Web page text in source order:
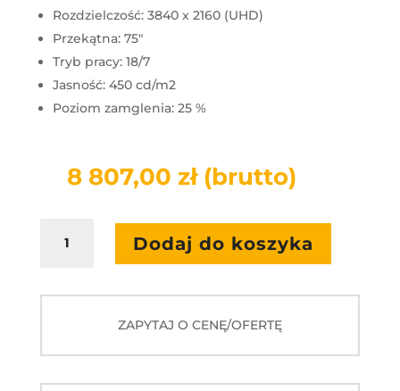
Rozdzielczość: 3840 x 2160 (UHD)
Przekątna: 75"
Tryb pracy: 18/7
Jasność: 450 cd/m2
Poziom zamglenia: 25 %
8 807,00 zł (brutto)
Monitor
informacyjny
+
Dodaj do koszyka
ZAPYTAJ O CENĘ/OFERTĘ